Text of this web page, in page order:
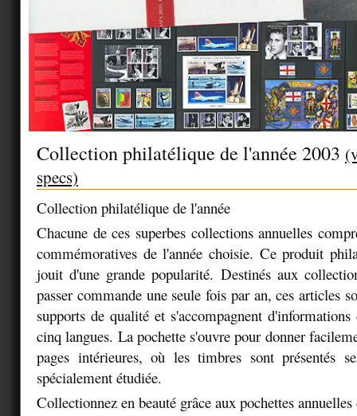
Collection philatélique de l'année 2003
specs)
Collection philatélique de l'année
Chacune de ces superbes collections annuelles
commémoratives de l'année choisie. Ce produit
jouit d'une grande popularité. Destinés aux
passer commande une seule fois par an, ces articles
supports de qualité et s'accompagnent
cinq langues. La pochette s'ouvre pour donner
pages intérieures, où les timbres sont présentés
spécialement étudiée.
Collectionnez en beauté grâce aux pochettes